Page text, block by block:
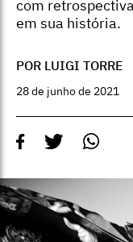
com
em sua história.
POR LUIGI TORRE
28 de junho de 2021